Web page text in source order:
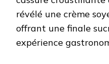
révélé une crème
offrant une finale
expérience